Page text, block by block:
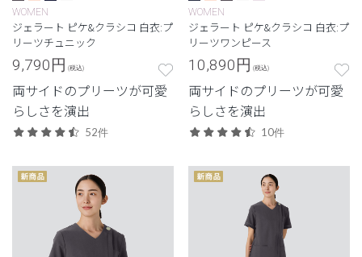
WOMEN
ジェラート ピケ&クラシコ 白衣:プ
リーツチュニック
9,790円 (税込)
両サイドのプリーツが可愛
らしさを演出
52件
WOMEN
ジェラート ピケ&クラシコ 白衣:プ
リーツワンピース
10,890円 (税込)
両サイドのプリーツが可愛
らしさを演出
10件